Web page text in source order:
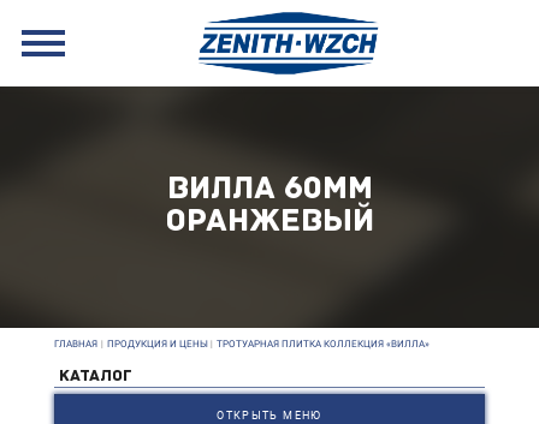
ВИЛЛА 60ММ
ОРАНЖЕВЫЙ
ГЛАВНАЯ ПРОДУКЦИЯ И ЦЕНЫ ТРОТУАРНАЯ ПЛИТКА КОЛЛЕКЦИЯ «ВИЛЛА»
КАТАЛОГ
ОТКРЫТЬ МЕНЮ